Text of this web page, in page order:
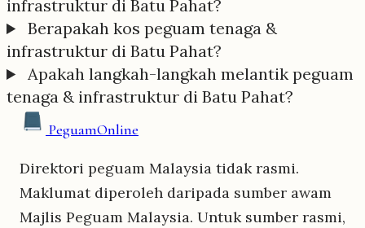
infrastruktur di Batu Pahat?
Berapakah kos peguam tenaga &
infrastruktur di Batu Pahat?
Apakah langkah-langkah melantik peguam
tenaga & infrastruktur di Batu Pahat?
PeguamOnline
Direktori peguam Malaysia tidak rasmi.
Maklumat diperoleh daripada sumber awam
Majlis Peguam Malaysia. Untuk sumber rasmi,